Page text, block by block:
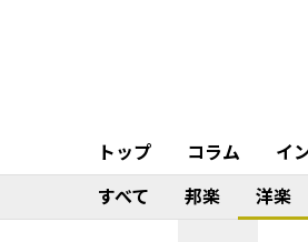
トップ コラム イ
すべて
邦楽 洋楽